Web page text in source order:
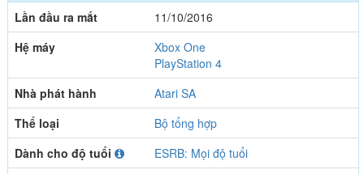
Lần đầu ra mắt
11/10/2016
Hệ máy
Xbox One
PlayStation 4
Nhà phát hành
Atari SA
Thể loại
Bộ tổng hợp
Dành cho độ tuổi
ESRB: Mọi độ tuổi